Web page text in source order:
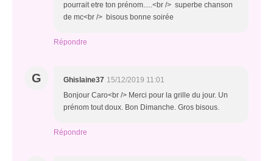
pourrait etre ton prénom.....<br /> superbe chanson
de mc<br /> bisous bonne soirée
Répondre
G Ghislaine37 15/12/2019 11:01
Bonjour Caro<br /> Merci pour la grille du jour. Un
prénom tout doux. Bon Dimanche. Gros bisous.
Répondre